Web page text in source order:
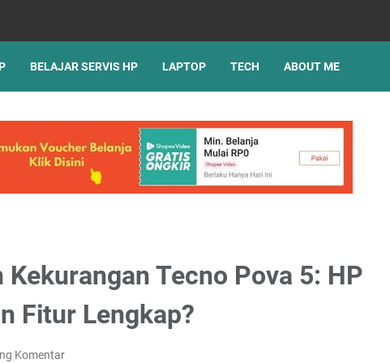
BELAJAR SERVIS HP LAPTOP TECH ABOUT ME
Kekurangan Tecno Pova 5: HP
Fitur Lengkap?
Komentar